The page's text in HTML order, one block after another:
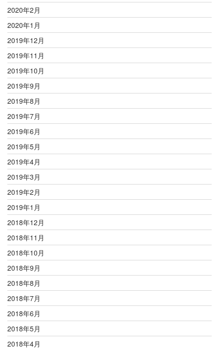
2020年2月
2020年1月
2019年12月
2019年11月
2019年10月
2019年9月
2019年8月
2019年7月
2019年6月
2019年5月
2019年4月
2019年3月
2019年2月
2019年1月
2018年12月
2018年11月
2018年10月
2018年9月
2018年8月
2018年7月
2018年6月
2018年5月
2018年4月